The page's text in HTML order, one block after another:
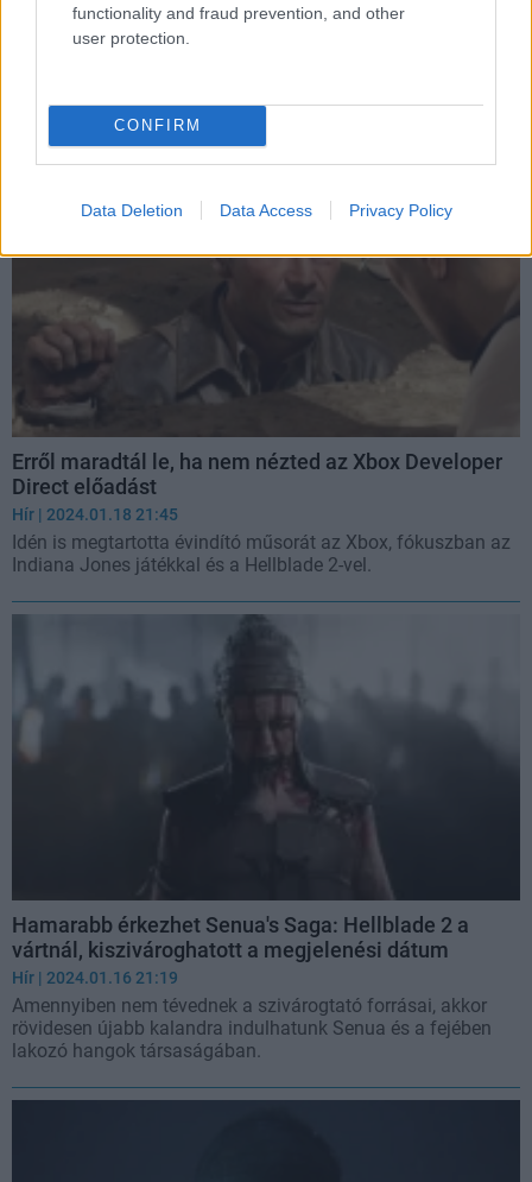
functionality and fraud prevention, and other
user protection.
CONFIRM
Data Deletion Data Access Privacy Policy
Hellblade 2 megjelenési dátuma!
| 2024.01.18 21:50
működésébe.
Erről maradtál le, ha nem nézted az Xbox Developer
Direct előadást
Hír | 2024.01.18 21:45
Idén is megtartotta évindító műsorát az Xbox, fókuszban az
Indiana Jones játékkal és a Hellblade 2-vel.
Hamarabb érkezhet Senua's Saga: Hellblade 2 a
vártnál, kiszivároghatott a megjelenési dátum
Hír | 2024.01.16 21:19
Amennyiben nem tévednek a szivárogtató forrásai, akkor
rövidesen újabb kalandra indulhatunk Senua és a fejében
lakozó hangok társaságában.